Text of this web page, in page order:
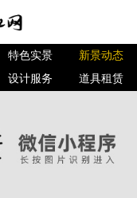
特色实景
新景动态
设计服务 道具租赁